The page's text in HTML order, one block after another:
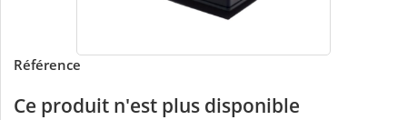
Référence
Ce produit n'est plus disponible